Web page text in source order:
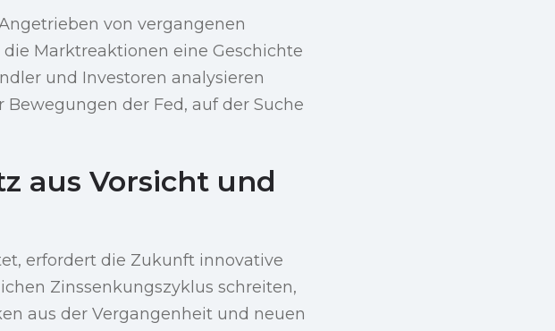
von vergangenen
Marktreaktionen eine Geschichte
und Investoren analysieren
der Fed, auf der Suche
aus Vorsicht und
erfordert die Zukunft innovative
Zinssenkungszyklus schreiten,
aus der Vergangenheit und neuen